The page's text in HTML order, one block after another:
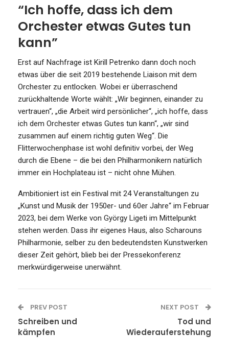
“Ich hoffe, dass ich dem
Orchester etwas Gutes tun
kann”
Erst auf Nachfrage ist Kirill Petrenko dann doch noch
etwas über die seit 2019 bestehende Liaison mit dem
Orchester zu entlocken. Wobei er überraschend
zurückhaltende Worte wählt: „Wir beginnen, einander zu
vertrauen“, „die Arbeit wird persönlicher“, „ich hoffe, dass
ich dem Orchester etwas Gutes tun kann“, „wir sind
zusammen auf einem richtig guten Weg“. Die
Flitterwochenphase ist wohl definitiv vorbei, der Weg
durch die Ebene – die bei den Philharmonikern natürlich
immer ein Hochplateau ist – nicht ohne Mühen.
Ambitioniert ist ein Festival mit 24 Veranstaltungen zu
„Kunst und Musik der 1950er- und 60er Jahre“ im Februar
2023, bei dem Werke von György Ligeti im Mittelpunkt
stehen werden. Dass ihr eigenes Haus, also Scharouns
Philharmonie, selber zu den bedeutendsten Kunstwerken
dieser Zeit gehört, blieb bei der Pressekonferenz
merkwürdigerweise unerwähnt.
PREV POST
Schreiben und
kämpfen
NEXT POST
Tod und
Wiederauferstehung